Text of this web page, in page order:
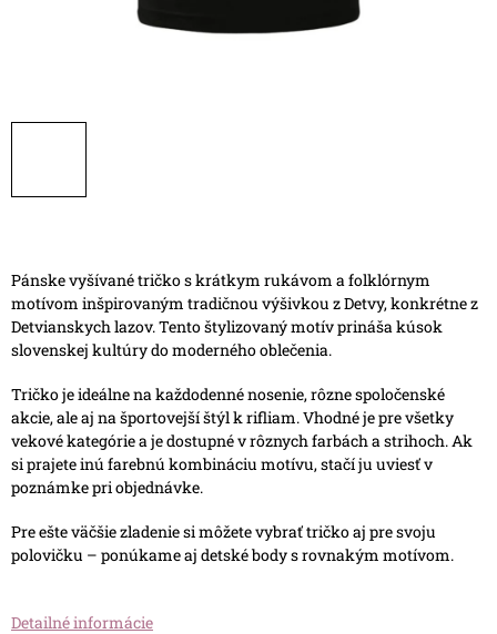
Pánske vyšívané tričko s krátkym rukávom a folklórnym
motívom inšpirovaným tradičnou výšivkou z Detvy, konkrétne z
Detvianskych lazov. Tento štylizovaný motív prináša kúsok
slovenskej kultúry do moderného oblečenia.
Tričko je ideálne na každodenné nosenie, rôzne spoločenské
akcie, ale aj na športovejší štýl k rifliam. Vhodné je pre všetky
vekové kategórie a je dostupné v rôznych farbách a strihoch. Ak
si prajete inú farebnú kombináciu motívu, stačí ju uviesť v
poznámke pri objednávke.
Pre ešte väčšie zladenie si môžete vybrať tričko aj pre svoju
polovičku – ponúkame aj detské body s rovnakým motívom.
Detailné informácie